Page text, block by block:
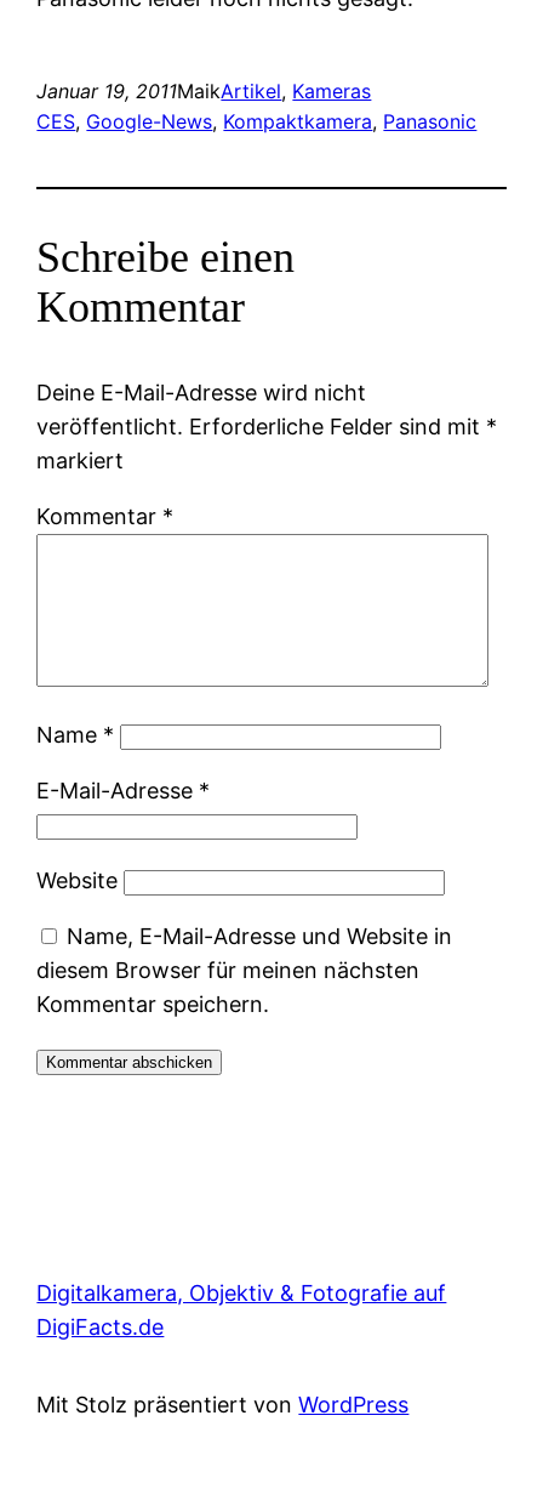
Januar 19, 2011MaikArtikel, Kameras
CES, Google-News, Kompaktkamera, Panasonic
Schreibe einen
Kommentar
Deine E-Mail-Adresse wird nicht
veröffentlicht. Erforderliche Felder sind mit *
markiert
Kommentar *
Name *
E-Mail-Adresse *
Website
Name, E-Mail-Adresse und Website in
diesem Browser für meinen nächsten
Kommentar speichern.
Digitalkamera, Objektiv & Fotografie auf
DigiFacts.de
Mit Stolz präsentiert vonWordPress